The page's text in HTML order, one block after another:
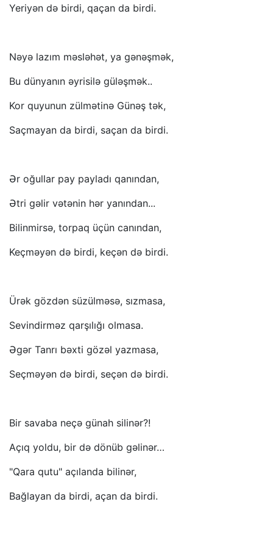
Yeriyən də birdi, qaçan da birdi.
Nəyə lazım məsləhət, ya gənəşmək,
Bu dünyanın əyrisilə güləşmək..
Kor quyunun zülmətinə Günəş tək,
Saçmayan da birdi, saçan da birdi.
Ər oğullar pay payladı qanından,
Ətri gəlir vətənin hər yanından...
Bilinmirsə, torpaq üçün canından,
Keçməyən də birdi, keçən də birdi.
Ürək gözdən süzülməsə, sızmasa,
Sevindirməz qarşılığı olmasa.
Əgər Tanrı bəxti gözəl yazmasa,
Seçməyən də birdi, seçən də birdi.
Bir savaba neçə günah silinər?!
Açıq yoldu, bir də dönüb gəlinər…
"Qara qutu" açılanda bilinər,
Bağlayan da birdi, açan da birdi.